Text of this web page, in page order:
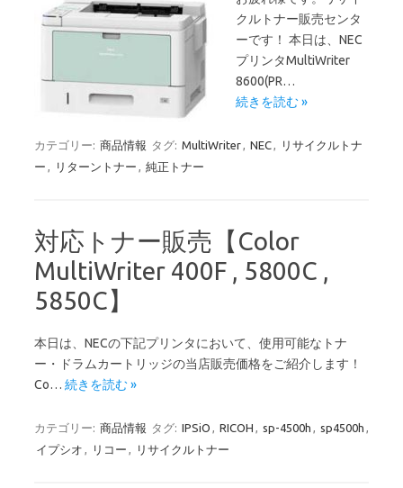
クルトナー販売センタ
ーです！ 本日は、NEC
プリンタMultiWriter
8600(PR…
続きを読む »
カテゴリー: 商品情報 タグ: MultiWriter, NEC,
リサイクルトナ
ー , リターントナー , 純正トナー
対応トナー販売【Color
MultiWriter 400F , 5800C ,
5850C】
本日は、NECの下記プリンタにおいて、使用可能なトナ
ー・ドラムカートリッジの当店販売価格をご紹介します！
Co… 続きを読む »
カテゴリー: 商品情報 タグ: IPSiO , RICOH , sp-4500h , sp4500h ,
イプシオ , リコー , リサイクルトナー